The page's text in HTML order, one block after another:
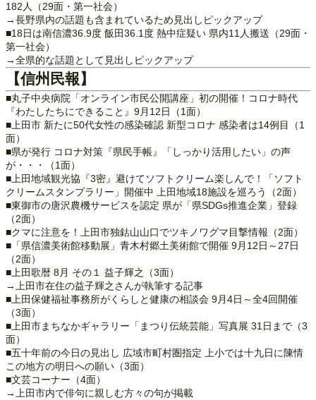
182人（29面・第一社会）
→長野県内の話題も含まれているため見出しピックアップ
■18日は南信濃36.9度 飯田36.1度 熱中症疑い 県内11人搬送（29面・
第一社会）
→全県的な話題として見出しピックアップ
【信州民報】
■丸子中央病院「オンライン市民公開講座」初の開催！コロナ時代
『わたしたちにできること』9月12日（1面）
■上田市 新たに50代女性の感染確認 新型コロナ 感染者は14例目（1
面）
■県が発行 コロナ対策『県民手帳』「しっかり活用したい」の声
が・・・（1面）
■上田地域観光協『3密』避けてソフトクリーム楽しんで！「ソフト
クリームスタンプラリー」開催中 上田地域18施設を巡ろう（2面）
■東御市の唐沢農機サービスを認定 県が「県SDGs推進企業」登録
（2面）
■クマに注意を！上田市独鈷山山口でツキノワグマ目撃情報（2面）
■「県信濃美術館移動展」青木村郷土美術館で開催 9月12日～27日
（2面）
■上田歌暦 8月 その１ 益子輝之（3面）
→上田市在住の益子輝之さんが執筆する記事
■上田保健福祉事務所がくらしと健康の相談会 9月4日～全4回開催
（3面）
■上田市まちなかギャラリー「まつり伝統芸能」写真展 31日まで（3
面）
■五十年前の今日の見出し 広域市町村圏指定 上小では十九日に陳情
この地方の明日への願い（3面）
■文芸コーナー（4面）
→上田市内で俳句に親しむ方々の句が掲載